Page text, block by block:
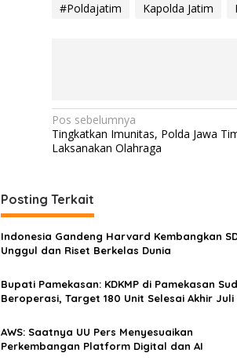
#Poldajatim Kapolda Jatim
N
a
i
g
a
s
i
p
s
Pos sebelumnya
Tingkatkan Imunitas, Polda Jawa
Laksanakan Olahraga
Posting Terkait
Indonesia Gandeng Harvard Kembangkan
Unggul dan Riset Berkelas Dunia
Bupati Pamekasan: KDKMP di Pamekasan
Beroperasi, Target 180 Unit Selesai Akhir Juli
AWS: Saatnya UU Pers Menyesuaikan
Perkembangan Platform Digital dan AI